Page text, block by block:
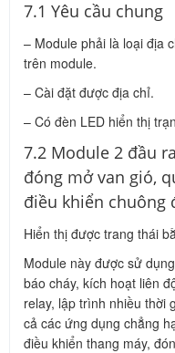
7.1 Yêu cầu chung
– Module phải là loại địa
trên module.
– Cài đặt được địa chỉ.
– Có đèn LED hiển thị
7.2 Module 2 đầu
đóng mở van gió,
điều khiển chuông
Hiển thị được trang thái
Module này được sử
báo cháy, kích hoạt liên
relay, lập trình nhiều
cả các ứng dụng chẳng
điều khiển thang máy,